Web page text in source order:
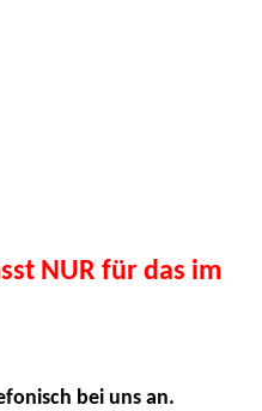
NUR für das im
bei uns an.